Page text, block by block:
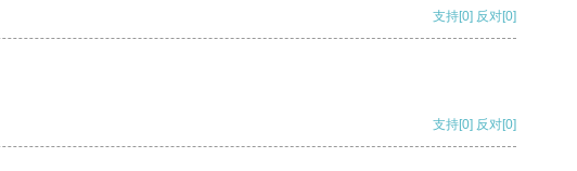
支持[0] 反对[0]
支持[0] 反对[0]